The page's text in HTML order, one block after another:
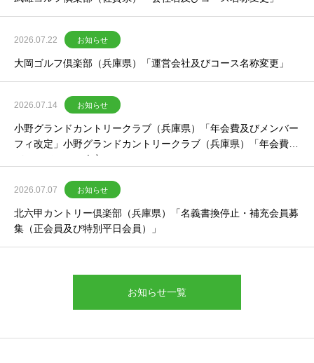
2026.07.22 お知らせ
大岡ゴルフ倶楽部（兵庫県）「運営会社及びコース名称変更」
2026.07.14 お知らせ
小野グランドカントリークラブ（兵庫県）「年会費及びメンバー
フィ改定」小野グランドカントリークラブ（兵庫県）「年会費及
びメンバーフィ改定」
2026.07.07 お知らせ
北六甲カントリー倶楽部（兵庫県）「名義書換停止・補充会員募
集（正会員及び特別平日会員）」
お知らせ一覧